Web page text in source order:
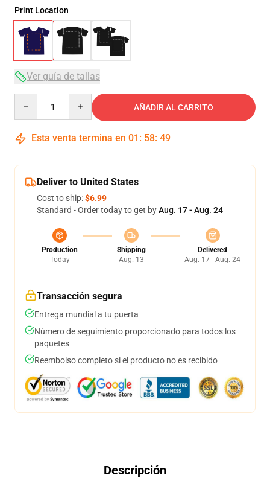
Print Location
Ver guía de tallas
AÑADIR AL CARRITO
Esta venta termina en 01 : 58: 48
Deliver to United States
Cost to ship:$6.99
Standard - Order today to get byAug. 17 - Aug. 24
Production
Today
Shipping
Aug. 13
Delivered
Aug. 17 - Aug. 24
Transacción segura
Entrega mundial a tu puerta
Número de seguimiento proporcionado para todos los
paquetes
Reembolso completo si el producto no es recibido
Descripción